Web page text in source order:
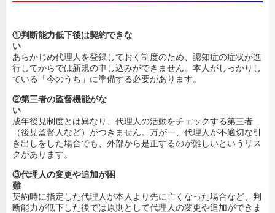
①判断能力低下後は契約できな
い
あらかじめ代理人を登録しておく制度のため、認知症の症状が進
行してからでは新規の申し込みができません。本人がしっかりし
ている「今のうち」に準備する必要があります。
②第三者の監督機能がな
い
成年後見制度とは異なり、代理人の活動をチェックする第三者
（後見監督人など）がつきません。万が一、代理人が不適切な引
き出しをした場合でも、外部から是正するのが難しいというリス
クがあります。
③代理人の変更や追加が困
難
契約時に指定した代理人が本人より先に亡くなった場合など、判
断能力が低下した後では原則として代理人の変更や追加ができま